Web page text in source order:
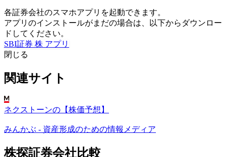
各証券会社のスマホアプリを起動できます。
アプリのインストールがまだの場合は、以下からダウンロー
ドしてください。
SBI証券 株 アプリ
閉じる
関連サイト
ネクストーンの【株価予想】
みんかぶ - 資産形成のための情報メディア
株探証券会社比較